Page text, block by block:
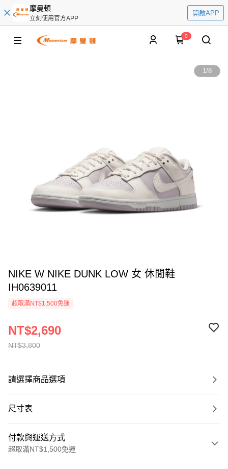
摩曼頓
立刻使用官方APP
開啟APP
0
1/8
NIKE W NIKE DUNK LOW 女 休閒鞋
IH0639011
超取滿NT$1,500免運
NT$3,800
NT$2,690
請選擇商品選項
尺寸表
付款與運送方式
超取滿NT$1,500免運